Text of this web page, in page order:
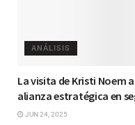
ANÁLISIS
La visita de Kristi Noem
alianza estratégica en
JUN 24, 2025